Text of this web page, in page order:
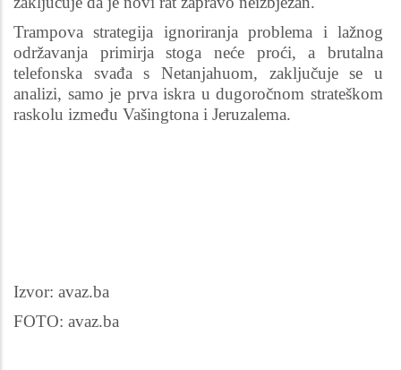
Trampova strategija ignoriranja problema i lažnog
održavanja primirja stoga neće proći, a brutalna
telefonska svađa s Netanjahuom, zaključuje se u
analizi, samo je prva iskra u dugoročnom strateškom
raskolu između Vašingtona i Jeruzalema.
Izvor: avaz.ba
FOTO: avaz.ba